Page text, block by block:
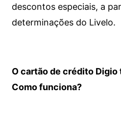
descontos especiais, a
determinações do Livelo.
O cartão de crédito Digio
Como funciona?